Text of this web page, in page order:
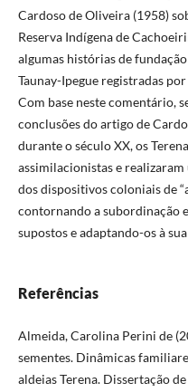
Cardoso de Oliveira (1958)
Reserva Indígena de
algumas histórias de
Taunay-Ipegue registradas
Com base neste comentário,
conclusões do artigo de
durante o século XX, os
assimilacionistas e
dos dispositivos coloniais de
contornando a subordinação
supostos e adaptando-os à
Referências
Almeida, Carolina Perini de
sementes. Dinâmicas
aldeias Terena. Dissertação